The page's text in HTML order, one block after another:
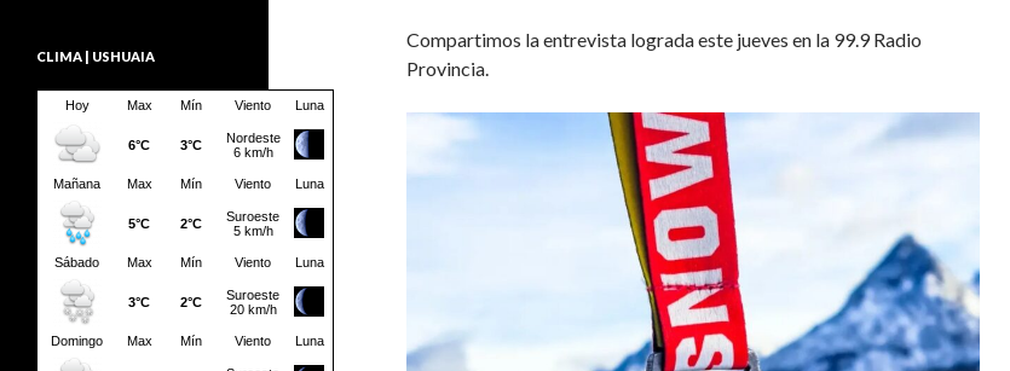
Compartimos la entrevista lograda este jueves en la 99.9 Radio
Provincia.
CLIMA | USHUAIA